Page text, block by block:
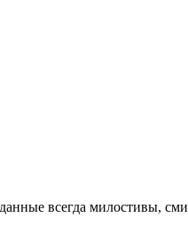
всегда милостивы,